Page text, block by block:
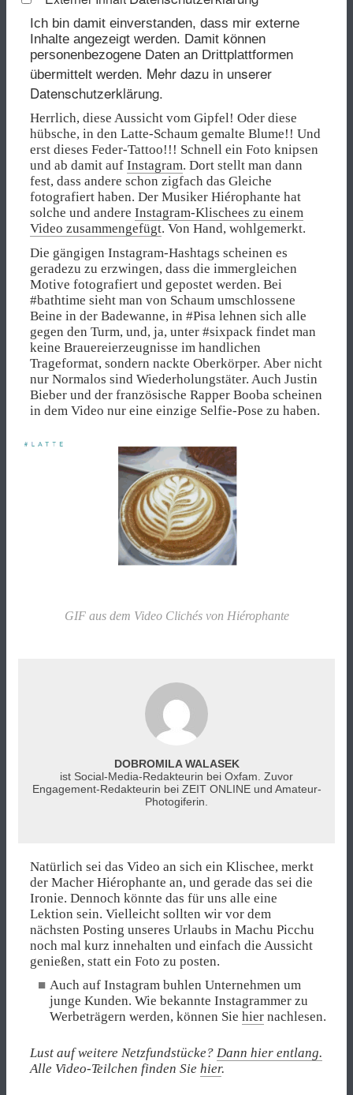
Ich bin damit einverstanden, dass mir externe
Inhalte angezeigt werden. Damit können
personenbezogene Daten an Drittplattformen
übermittelt werden. Mehr dazu in unserer
Datenschutzerklärung.
Herrlich, diese Aussicht vom Gipfel! Oder diese
hübsche, in den Latte-Schaum gemalte Blume!! Und
erst dieses Feder-Tattoo!!! Schnell ein Foto knipsen
und ab damit auf Instagram. Dort stellt man dann
fest, dass andere schon zigfach das Gleiche
fotografiert haben. Der Musiker Hiérophante hat
solche und andere Instagram-Klischees zu einem
Video zusammengefügt. Von Hand, wohlgemerkt.
Die gängigen Instagram-Hashtags scheinen es
geradezu zu erzwingen, dass die immergleichen
Motive fotografiert und gepostet werden. Bei
#bathtime sieht man von Schaum umschlossene
Beine in der Badewanne, in #Pisa lehnen sich alle
gegen den Turm, und, ja, unter #sixpack findet man
keine Brauereierzeugnisse im handlichen
Trageformat, sondern nackte Oberkörper. Aber nicht
nur Normalos sind Wiederholungstäter. Auch Justin
Bieber und der französische Rapper Booba scheinen
in dem Video nur eine einzige Selfie-Pose zu haben.
GIF aus dem Video Clichés von Hiérophante
DOBROMILA WALASEK
ist Social-Media-Redakteurin bei Oxfam. Zuvor
Engagement-Redakteurin bei ZEIT ONLINE und Amateur-
Photogiferin.
Natürlich sei das Video an sich ein Klischee, merkt
der Macher Hiérophante an, und gerade das sei die
Ironie. Dennoch könnte das für uns alle eine
Lektion sein. Vielleicht sollten wir vor dem
nächsten Posting unseres Urlaubs in Machu Picchu
noch mal kurz innehalten und einfach die Aussicht
genießen, statt ein Foto zu posten.
Auch auf Instagram buhlen Unternehmen um
junge Kunden. Wie bekannte Instagrammer zu
Werbeträgern werden, können Sie hier nachlesen.
Lust auf weitere Netzfundstücke? Dann hier entlang.
Alle Video-Teilchen finden Sie hier.